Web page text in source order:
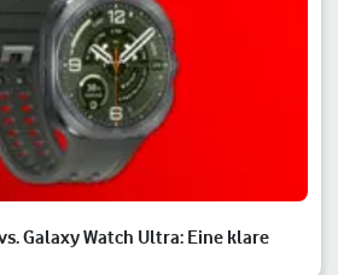
Galaxy Watch Ultra: Eine klare